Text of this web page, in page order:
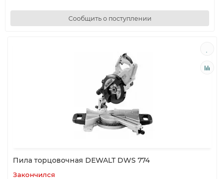
Сообщить о поступлении
Пила торцовочная DEWALT DWS 774
Закончился